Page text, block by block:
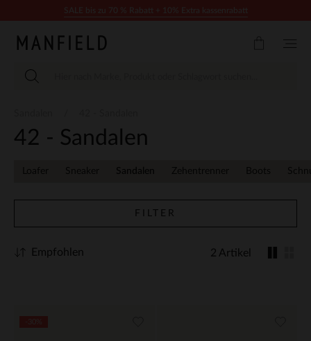
42 - Sandalen
Loafer Sneaker Sandalen Zehentrenner Boots
FILTER
2 Artikel
Empfohlen